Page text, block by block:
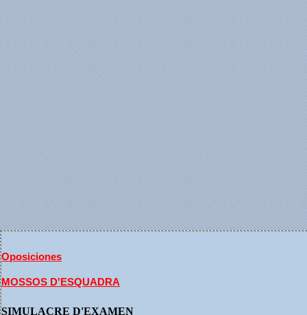
Oposiciones
MOSSOS D'ESQUADRA
SIMULACRE D'EXAMEN